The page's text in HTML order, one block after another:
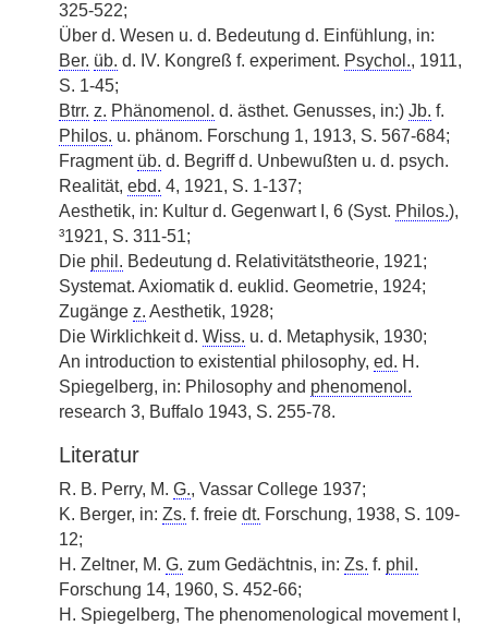
325-522;
Über d. Wesen u. d. Bedeutung d. Einfühlung, in:
Ber. üb. d. IV. Kongreß f. experiment. Psychol., 1911,
S. 1-45;
Btrr. z. Phänomenol. d. ästhet. Genusses, in:) Jb. f.
Philos. u. phänom. Forschung 1, 1913, S. 567-684;
Fragment üb. d. Begriff d. Unbewußten u. d. psych.
Realität, ebd. 4, 1921, S. 1-137;
Aesthetik, in: Kultur d. Gegenwart I, 6 (Syst. Philos.),
³1921, S. 311-51;
Die phil. Bedeutung d. Relativitätstheorie, 1921;
Systemat. Axiomatik d. euklid. Geometrie, 1924;
Zugänge z. Aesthetik, 1928;
Die Wirklichkeit d. Wiss. u. d. Metaphysik, 1930;
An introduction to existential philosophy, ed. H.
Spiegelberg, in: Philosophy and phenomenol.
research 3, Buffalo 1943, S. 255-78.
Literatur
R. B. Perry, M. G., Vassar College 1937;
K. Berger, in: Zs. f. freie dt. Forschung, 1938, S. 109-
12;
H. Zeltner, M. G. zum Gedächtnis, in: Zs. f. phil.
Forschung 14, 1960, S. 452-66;
H. Spiegelberg, The phenomenological movement I,